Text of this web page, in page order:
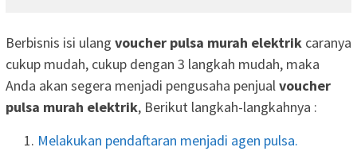
Berbisnis isi ulang voucher pulsa murah elektrik caranya
cukup mudah, cukup dengan 3 langkah mudah, maka
Anda akan segera menjadi pengusaha penjualvoucher
pulsa murah elektrik, Berikut langkah-langkahnya :
Melakukan pendaftaran menjadi agen pulsa.